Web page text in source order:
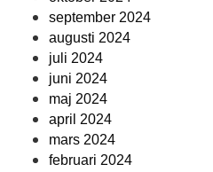
september 2024
augusti 2024
juli 2024
juni 2024
maj 2024
april 2024
mars 2024
februari 2024